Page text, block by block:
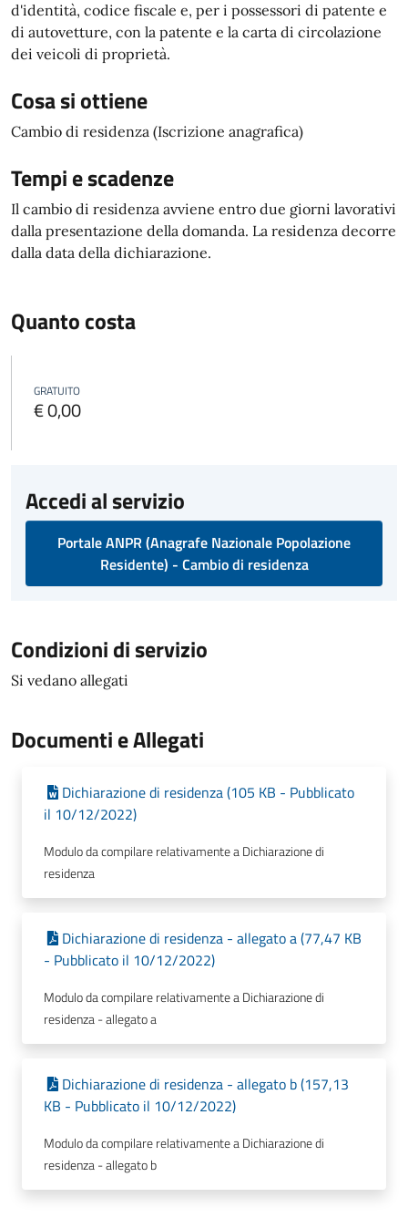
d'identità, codice fiscale e, per i possessori di patente e
di autovetture, con la patente e la carta di circolazione
dei veicoli di proprietà.
Cosa si ottiene
Cambio di residenza (Iscrizione anagrafica)
Tempi e scadenze
Il cambio di residenza avviene entro due giorni lavorativi
dalla presentazione della domanda. La residenza decorre
dalla data della dichiarazione.
Quanto costa
GRATUITO
€ 0,00
Accedi al servizio
Portale ANPR (Anagrafe Nazionale Popolazione
Residente) - Cambio di residenza
Condizioni di servizio
Si vedano allegati
Documenti e Allegati
Dichiarazione di residenza (105 KB - Pubblicato
il 10/12/2022)
Modulo da compilare relativamente a Dichiarazione di
residenza
Dichiarazione di residenza - allegato a (77,47 KB
- Pubblicato il 10/12/2022)
Modulo da compilare relativamente a Dichiarazione di
residenza - allegato a
Dichiarazione di residenza - allegato b (157,13
KB - Pubblicato il 10/12/2022)
Modulo da compilare relativamente a Dichiarazione di
residenza - allegato b